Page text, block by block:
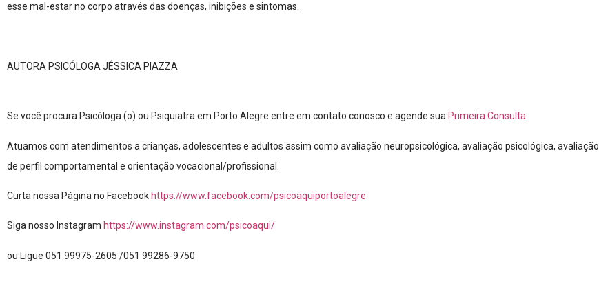
esse mal-estar no corpo através das doenças, inibições e sintomas.
AUTORA PSICÓLOGA JÉSSICA PIAZZA
Se você procura Psicóloga (o) ou Psiquiatra em Porto Alegre entre em contato conosco e agende sua Primeira Consulta.
Atuamos com atendimentos a crianças, adolescentes e adultos assim como avaliação neuropsicológica, avaliação psicológica, avaliação
de perfil comportamental e orientação vocacional/profissional.
Curta nossa Página no Facebook https://www.facebook.com/psicoaquiportoalegre
Siga nosso Instagram https://www.instagram.com/psicoaqui/
ou Ligue 051 99975-2605 /051 99286-9750